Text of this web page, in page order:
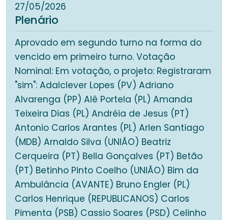
27/05/2026
Plenário
Aprovado em segundo turno na forma do
vencido em primeiro turno. Votação
Nominal: Em votação, o projeto: Registraram
"sim": Adalclever Lopes (PV) Adriano
Alvarenga (PP) Alê Portela (PL) Amanda
Teixeira Dias (PL) Andréia de Jesus (PT)
Antonio Carlos Arantes (PL) Arlen Santiago
(MDB) Arnaldo Silva (UNIÃO) Beatriz
Cerqueira (PT) Bella Gonçalves (PT) Betão
(PT) Betinho Pinto Coelho (UNIÃO) Bim da
Ambulância (AVANTE) Bruno Engler (PL)
Carlos Henrique (REPUBLICANOS) Carlos
Pimenta (PSB) Cassio Soares (PSD) Celinho